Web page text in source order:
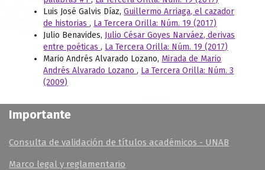
Luis José Galvis Díaz,Guillermo Arriaga, el cazador
de historias, La Tercera Orilla: Núm. 19 (2017)
Julio Benavides, Julio César Goyes Narváez, derivas
entre poéticas, La Tercera Orilla: Núm. 19 (2017)
Mario Andrés Alvarado Lozano, Mirada de Mario
Andrés Alvarado Lozano, La Tercera Orilla: Núm. 3
(2009)
Importante
Consulta de validación de títulos académicos - UNAB
Marco legal y reglamentario